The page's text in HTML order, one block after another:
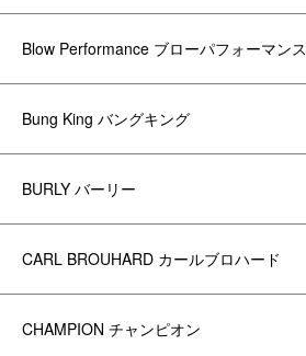
Blow Performance ブローパフォーマンス
Bung King バングキング
BURLY バーリー
CARL BROUHARD カールブロハード
CHAMPION チャンピオン